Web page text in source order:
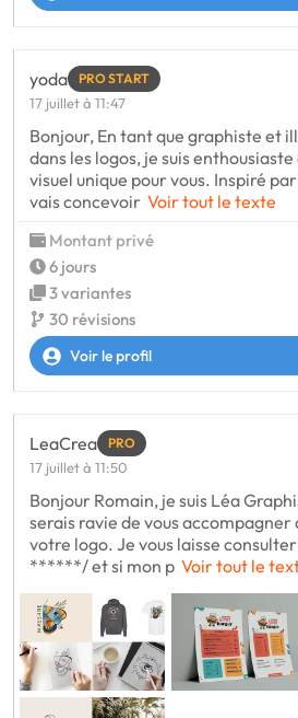
yoda PRO START
17 juillet à 11:47
Bonjour, En tant que graphiste et
dans les logos, je suis enthousiaste
visuel unique pour vous. Inspiré
vais concevoir Voir tout le texte
Montant privé
6 jours
3 variantes
30 révisions
Voir le profil
LeaCrea PRO
17 juillet à 11:50
Bonjour Romain, je suis Léa
serais ravie de vous accompagner
votre logo. Je vous laisse
******/ et si mon p Voir tout le